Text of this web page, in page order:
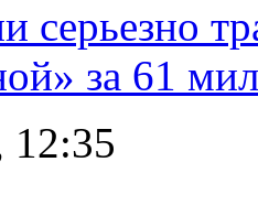
серьезно
за 61
12:35